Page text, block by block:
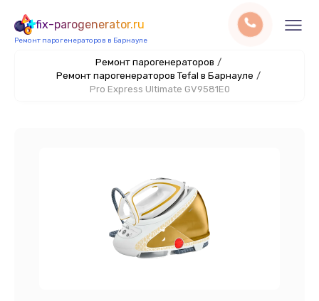
fix-parogenerator.ru
Ремонт парогенераторов в Барнауле
Ремонт парогенераторов /
Ремонт парогенераторов Tefal в Барнауле /
Pro Express Ultimate GV9581E0